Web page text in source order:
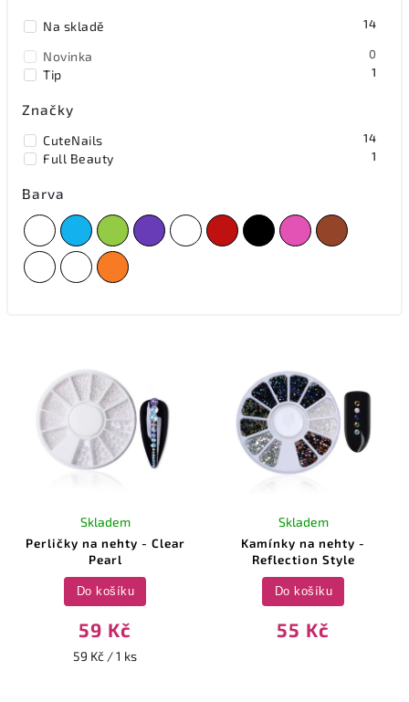
Abecedně
Na skladě 14
Novinka 0
Tip 1
Značky
CuteNails 14
Full Beauty 1
Barva
Perličky na nehty - Clear
Pearl
Skladem
59 Kč
59 Kč / 1 ks
Do košíku
Kamínky na nehty -
Reflection Style
Skladem
55 Kč
Do košíku